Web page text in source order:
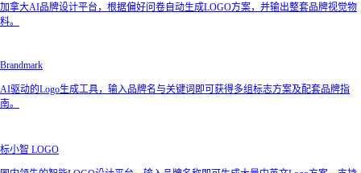
加拿大AI品牌设计平台，根据偏好问卷自动生成LOGO方案，并输出整套品牌视觉物
料。
Brandmark
AI驱动的Logo生成工具，输入品牌名与关键词即可获得多组标志方案及配套品牌指
南。
标小智 LOGO